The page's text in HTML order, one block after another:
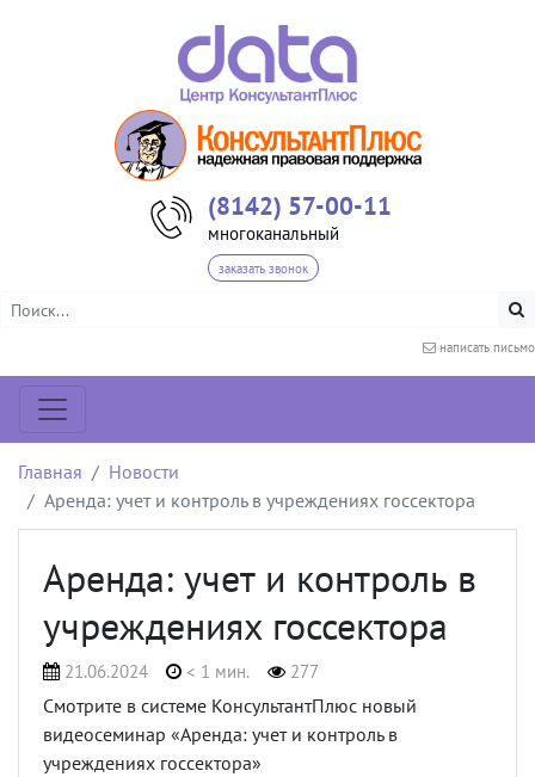
(8142) 57-00-11
многоканальный
заказать звонок
написать письмо
Главная
Новости
Аренда: учет и контроль в учреждениях госсектора
Аренда: учет и контроль в
учреждениях госсектора
21.06.2024 < 1 мин. 277
Смотрите в системе КонсультантПлюс новый
видеосеминар «Аренда: учет и контроль в
учреждениях госсектора»